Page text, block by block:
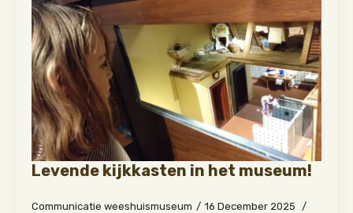
Levende kijkkasten in het museum!
Communicatie weeshuismuseum
16 December 2025